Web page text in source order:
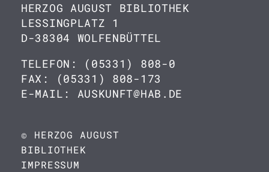
HERZOG AUGUST BIBLIOTHEK
LESSINGPLATZ 1
D-38304 WOLFENBÜTTEL
TELEFON: (05331) 808-0
FAX: (05331) 808-173
E-MAIL: AUSKUNFT@HAB.DE
© HERZOG AUGUST
BIBLIOTHEK
IMPRESSUM